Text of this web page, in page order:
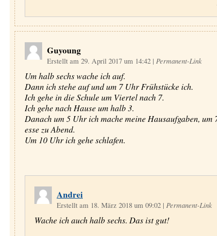
Guyoung
Erstellt am 29. April 2017 um 14:42 | Permanent-Link
Um halb sechs wache ich auf.
Dann ich stehe auf und um 7 Uhr Frühstücke ich.
Ich gehe in die Schule um Viertel nach 7.
Ich gehe nach Hause um halb 3.
Danach um 5 Uhr ich mache meine Hausaufgaben, um
esse zu Abend.
Um 10 Uhr ich gehe schlafen.
Andrei
Erstellt am 18. März 2018 um 09:02 | Permanent-Link
Wache ich auch halb sechs. Das ist gut!